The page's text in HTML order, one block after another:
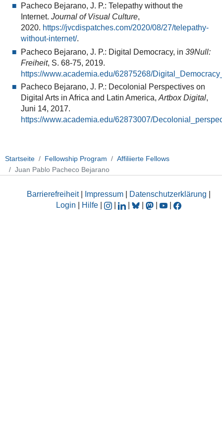
Pacheco Bejarano, J. P.: Telepathy without the
Internet. Journal of Visual Culture,
2020. https://jvcdispatches.com/2020/08/27/telepathy-
without-internet/.
Pacheco Bejarano, J. P.: Digital Democracy, in 39Null:
Freiheit, S. 68-75, 2019.
https://www.academia.edu/62875268/
Pacheco Bejarano, J. P.: Decolonial Perspectives on
Digital Arts in Africa and Latin America, Artbox Digital,
Juni 14, 2017.
https://www.academia.edu/62873007/
Startseite Fellowship Program
Affiliierte Fellows
Juan Pablo Pacheco Bejarano
Barrierefreiheit| Impressum Datenschutzerklärung
Login
Hilfe